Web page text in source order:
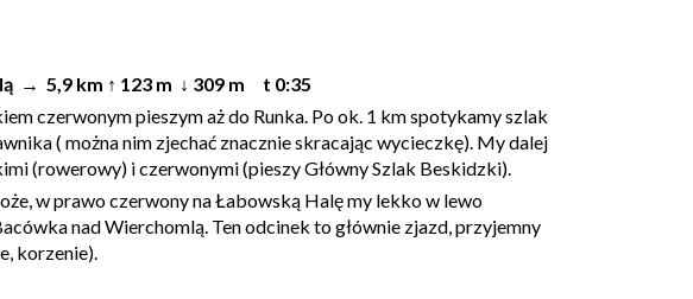
→ 5,9 km ↑ 123 m ↓ 309 m t 0:35
czerwonym pieszym aż do Runka. Po ok. 1 km spotykamy szlak
( można nim zjechać znacznie skracając wycieczkę). My dalej
(rowerowy) i czerwonymi (pieszy Główny Szlak Beskidzki).
w prawo czerwony na Łabowską Halę my lekko w lewo
nad Wierchomlą. Ten odcinek to głównie zjazd, przyjemny
korzenie).